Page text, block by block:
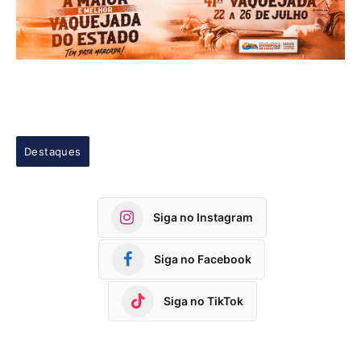
Destaques
Siga no Instagram
Siga no Facebook
Siga no TikTok